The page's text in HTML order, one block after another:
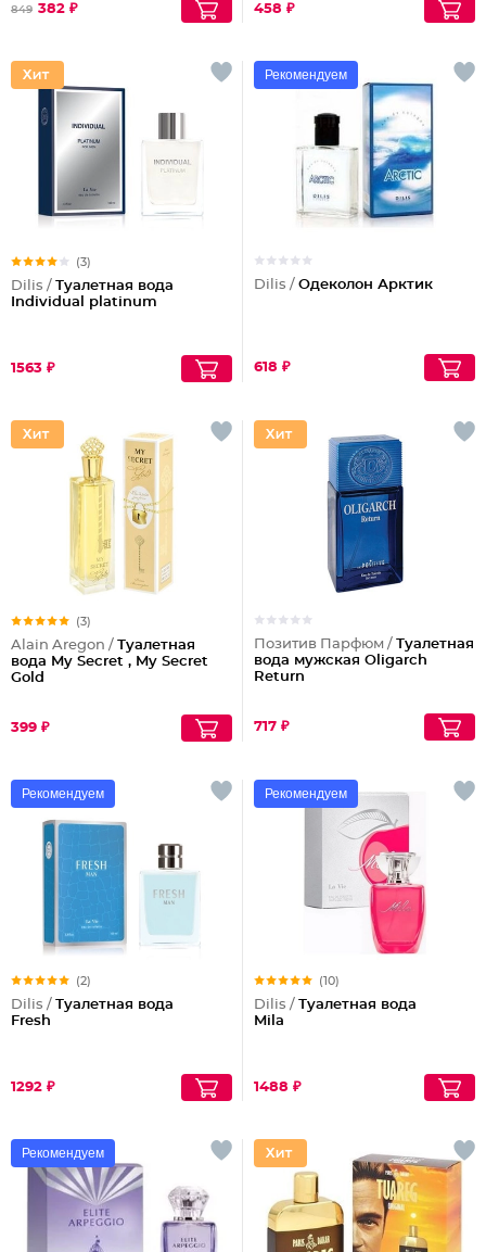
849 382 ₽ 458 ₽
(3)
Dilis / Туалетная вода
Individual platinum
1563 ₽
Рекомендуем
Dilis / Одеколон Арктик
618 ₽
(3)
Alain Aregon / Туалетная
вода My Secret , My Secret
Gold
399 ₽
Позитив Парфюм / Туалетная
вода мужская Oligarch
Return
717 ₽
Рекомендуем
(2)
Dilis / Туалетная вода
Fresh
1292 ₽
Рекомендуем
(10)
Dilis / Туалетная вода
Mila
1488 ₽
Рекомендуем